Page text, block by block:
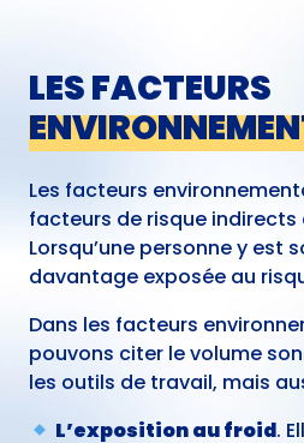
LES FACTEURS
Les facteurs
facteurs de risque
Lorsqu’une personne y est
davantage exposée au
Dans les facteurs
pouvons citer le volume
les outils de travail, mais
L’exposition au froid.